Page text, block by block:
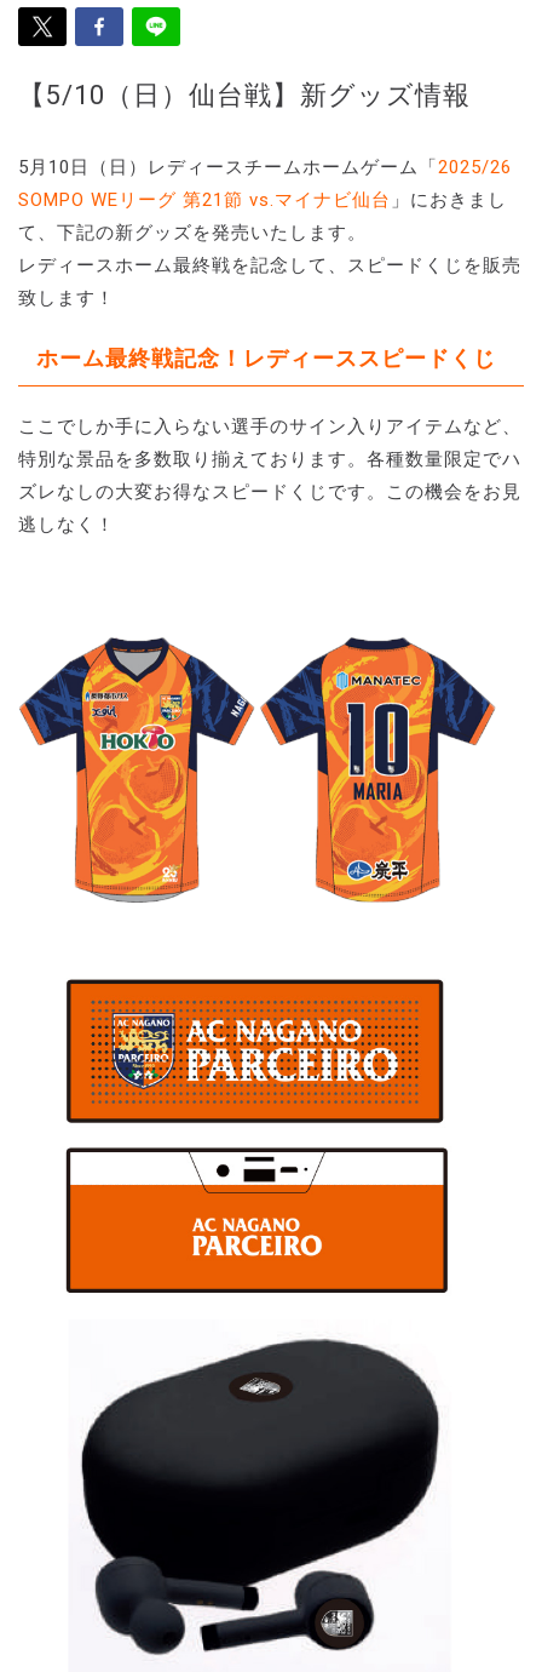
【5/10（日）仙台戦】新グッズ情報
5月10日（日）レディースチームホームゲーム「2025/26
SOMPO WEリーグ 第21節 vs.マイナビ仙台 」におきまし
て、下記の新グッズを発売いたします。
レディースホーム最終戦を記念して、スピードくじを販売
致します！
ホーム最終戦記念！レディーススピードくじ
ここでしか手に入らない選手のサイン入りアイテムなど、
特別な景品を多数取り揃えております。各種数量限定でハ
ズレなしの大変お得なスピードくじです。この機会をお見
逃しなく！